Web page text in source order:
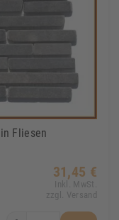
Fliesen
31,45 €
Inkl. MwSt.
zzgl. Versand